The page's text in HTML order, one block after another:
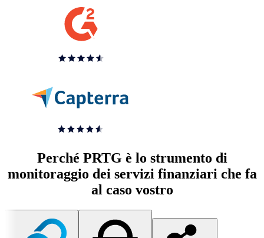
Perché PRTG è lo strumento di
monitoraggio dei servizi finanziari che fa
al caso vostro